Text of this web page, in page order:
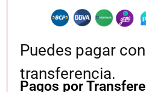
Puedes pagar
transferencia.
Pagos por